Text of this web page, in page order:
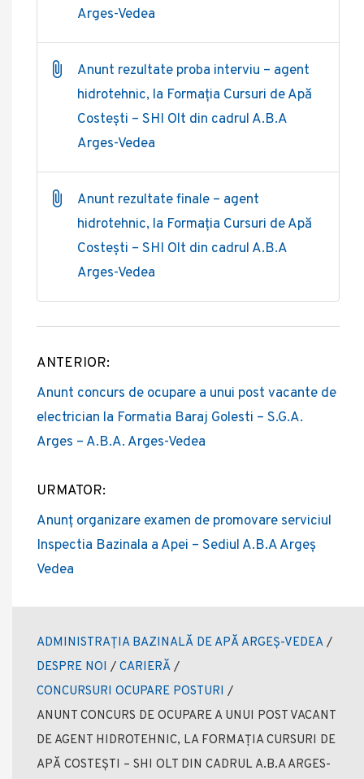
Arges-Vedea
Anunt rezultate proba interviu – agent
hidrotehnic, la Formația Cursuri de Apă
Costești – SHI Olt din cadrul A.B.A
Arges-Vedea
Anunt rezultate finale – agent
hidrotehnic, la Formația Cursuri de Apă
Costești – SHI Olt din cadrul A.B.A
Arges-Vedea
Post
navigation
ANTERIOR:
Anunt concurs de ocupare a unui post vacante de
electrician la Formatia Baraj Golesti – S.G.A.
Arges – A.B.A. Arges-Vedea
URMATOR:
Anunț organizare examen de promovare serviciul
Inspectia Bazinala a Apei – Sediul A.B.A Argeș
Vedea
ADMINISTRAȚIA BAZINALĂ DE APĂ ARGEȘ-VEDEA /
DESPRE NOI / CARIERĂ /
CONCURSURI OCUPARE POSTURI /
ANUNT CONCURS DE OCUPARE A UNUI POST VACANT
DE AGENT HIDROTEHNIC, LA FORMAȚIA CURSURI DE
APĂ COSTEȘTI – SHI OLT DIN CADRUL A.B.A ARGES-